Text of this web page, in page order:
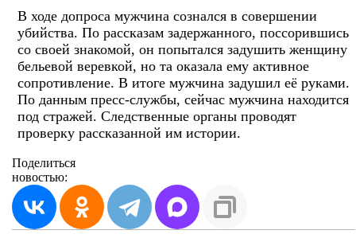
В ходе допроса мужчина сознался в совершении
убийства. По рассказам задержанного, поссорившись
со своей знакомой, он попытался задушить женщину
бельевой веревкой, но та оказала ему активное
сопротивление. В итоге мужчина задушил её руками.
По данным пресс-службы, сейчас мужчина находится
под стражей. Следственные органы проводят
проверку рассказанной им истории.
Поделиться
новостью: